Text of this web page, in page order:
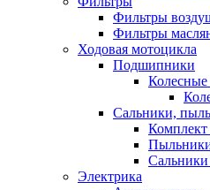
Фильтры
Фильтры
Ходовая мотоцикла
Подшипники
Сальники,
Электрика